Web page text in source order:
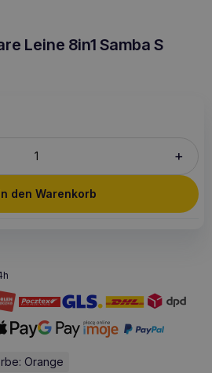
Leine 8in1 Samba S
+
den Warenkorb
Orange